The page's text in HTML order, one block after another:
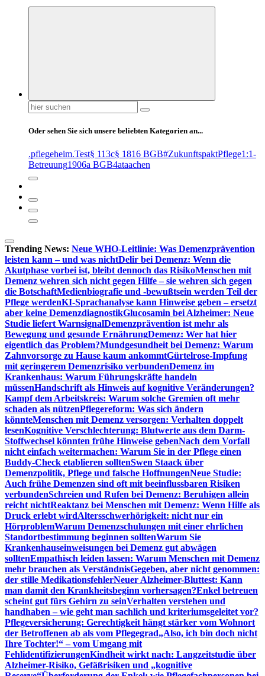
Suchen
nach:
Oder sehen Sie sich unsere beliebten Kategorien an...
.pflegeheim.Test§ 113c§ 1816 BGB#ZukunftspaktPflege1:1-
Betreuung1906a BGB4ataachen
Trending News: Neue WHO-Leitlinie: Was Demenzprävention
leisten kann – und was nichtDelir bei Demenz: Wenn die
Akutphase vorbei ist, bleibt dennoch das RisikoMenschen mit
Demenz wehren sich nicht gegen Hilfe – sie wehren sich gegen
die BotschaftMedienbiografie und -bewußtsein werden Teil der
Pflege werdenKI-Sprachanalyse kann Hinweise geben – ersetzt
aber keine DemenzdiagnostikGlucosamin bei Alzheimer: Neue
Studie liefert WarnsignalDemenzprävention ist mehr als
Bewegung und gesunde ErnährungDemenz: Wer hat hier
eigentlich das Problem?Mundgesundheit bei Demenz: Warum
Zahnvorsorge zu Hause kaum ankommtGürtelrose-Impfung
mit geringerem Demenzrisiko verbundenDemenz im
Krankenhaus: Warum Führungskräfte handeln
müssenHandschrift als Hinweis auf kognitive Veränderungen?
Kampf dem Arbeitskreis: Warum solche Gremien oft mehr
schaden als nützenPflegereform: Was sich ändern
könnteMenschen mit Demenz versorgen: Verhalten doppelt
lesenKognitive Verschlechterung: Blutwerte aus dem Darm-
Stoffwechsel könnten frühe Hinweise gebenNach dem Vorfall
nicht einfach weitermachen: Warum Sie in der Pflege einen
Buddy-Check etablieren solltenSwen Staack über
Demenzpolitik, Pflege und falsche HoffnungenNeue Studie:
Auch frühe Demenzen sind oft mit beeinflussbaren Risiken
verbundenSchreien und Rufen bei Demenz: Beruhigen allein
reicht nichtReaktanz bei Menschen mit Demenz: Wenn Hilfe als
Druck erlebt wirdAltersschwerhörigkeit: nicht nur ein
HörproblemWarum Demenzschulungen mit einer ehrlichen
Standortbestimmung beginnen solltenWarum Sie
Krankenhauseinweisungen bei Demenz gut abwägen
solltenEmpathisch leiden lassen: Warum Menschen mit Demenz
mehr brauchen als VerständnisGegeben, aber nicht genommen:
der stille MedikationsfehlerNeuer Alzheimer-Bluttest: Kann
man damit den Krankheitsbeginn vorhersagen?Enkel betreuen
scheint gut fürs Gehirn zu seinVerhalten verstehen und
handhaben – wie geht man sachlich und kriteriumsgeleitet vor?
Pflegeversicherung: Gerechtigkeit hängt stärker vom Wohnort
der Betroffenen ab als vom Pflegegrad„Also, ich bin doch nicht
Ihre Tochter!“ – vom Umgang mit
FehlidentifizierungenKindheit wirkt nach: Langzeitstudie über
Alzheimer-Risiko, Gefäßrisiken und „kognitive